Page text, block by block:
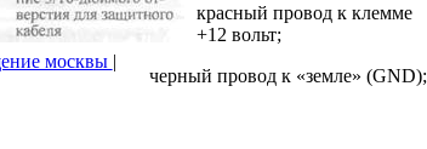
москвы |
красный провод к клемме
+12 вольт;
черный провод к «земле» (GND);